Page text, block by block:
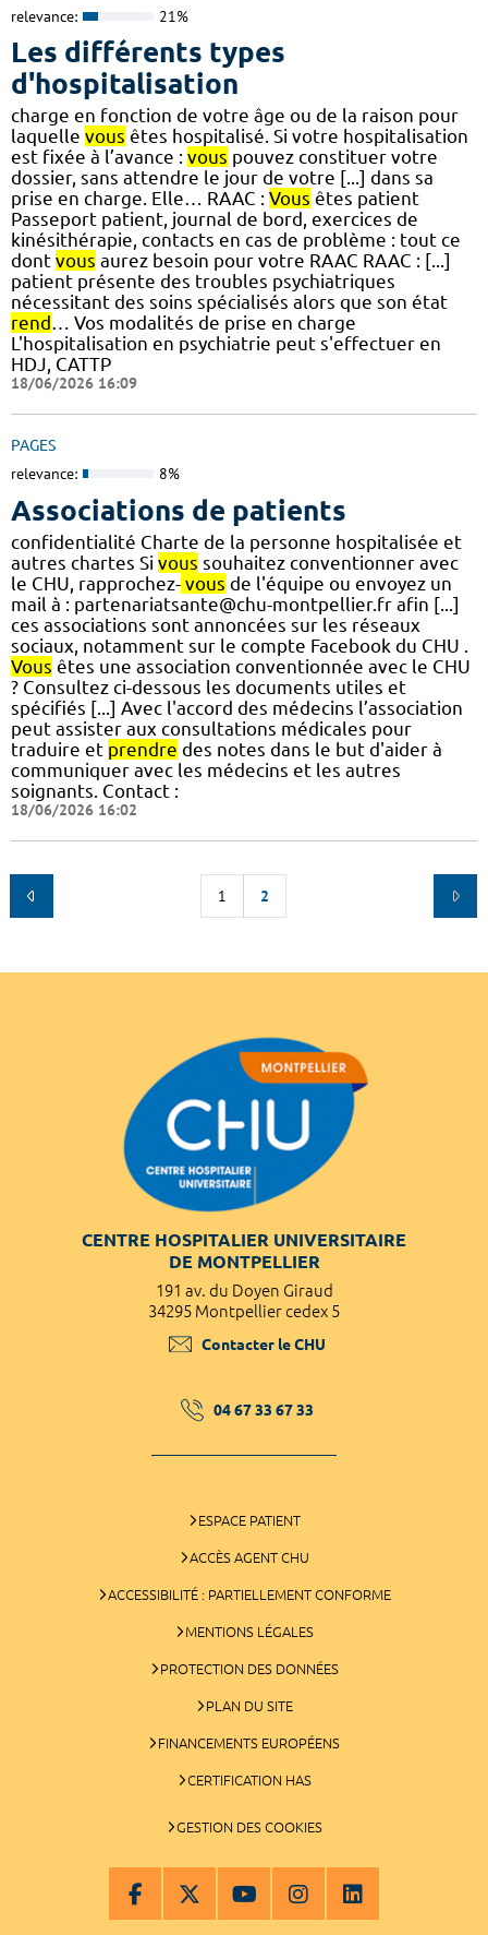
relevance: 21%
Les différents types
d'hospitalisation
charge en fonction de votre âge ou de la raison pour
laquelle vous êtes hospitalisé. Si votre hospitalisation
est fixée à l’avance : vous pouvez constituer votre
dossier, sans attendre le jour de votre [...] dans sa
prise en charge. Elle… RAAC : Vous êtes patient
Passeport patient, journal de bord, exercices de
kinésithérapie, contacts en cas de problème : tout ce
dont vous aurez besoin pour votre RAAC RAAC : [...]
patient présente des troubles psychiatriques
nécessitant des soins spécialisés alors que son état
rend… Vos modalités de prise en charge
L'hospitalisation en psychiatrie peut s'effectuer en
HDJ, CATTP
18/06/2026 16:09
PAGES
relevance: 8%
Associations de patients
confidentialité Charte de la personne hospitalisée et
autres chartes Si vous souhaitez conventionner avec
le CHU, rapprochez- vous de l'équipe ou envoyez un
mail à : partenariatsante@chu-montpellier.fr afin [...]
ces associations sont annoncées sur les réseaux
sociaux, notamment sur le compte Facebook du CHU .
Vous êtes une association conventionnée avec le CHU
? Consultez ci-dessous les documents utiles et
spécifiés [...] Avec l'accord des médecins l’association
peut assister aux consultations médicales pour
traduire et prendre des notes dans le but d'aider à
communiquer avec les médecins et les autres
soignants. Contact :
18/06/2026 16:02
1 2
CENTRE HOSPITALIER UNIVERSITAIRE
DE MONTPELLIER
191 av. du Doyen Giraud
34295 Montpellier cedex 5
Contacter le CHU
04 67 33 67 33
ESPACE PATIENT
ACCÈS AGENT CHU
ACCESSIBILITÉ : PARTIELLEMENT CONFORME
MENTIONS LÉGALES
PROTECTION DES DONNÉES
PLAN DU SITE
FINANCEMENTS EUROPÉENS
CERTIFICATION HAS
GESTION DES COOKIES